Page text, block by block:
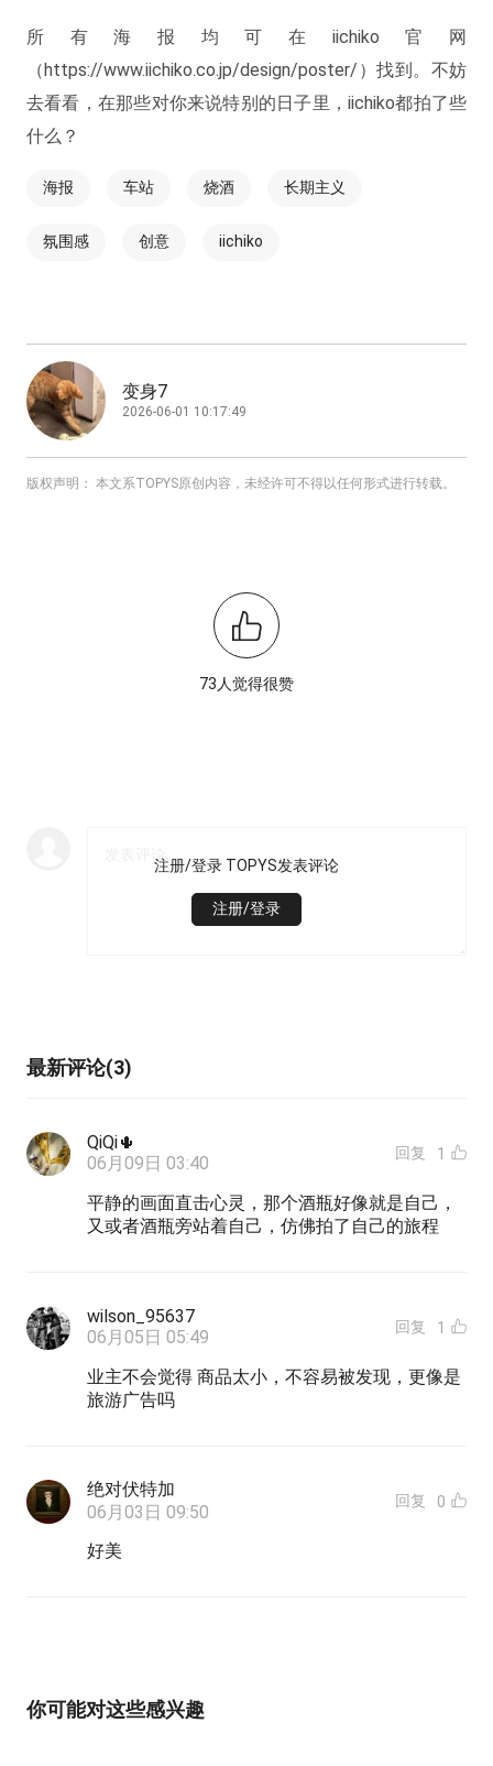
所有海报均可在iichiko官网
（https://www.iichiko.co.jp/design/poster/）找到。不妨
去看看，在那些对你来说特别的日子里，iichiko都拍了些
什么？
海报 车站 烧酒 长期主义
氛围感 创意 iichiko
变身7
2026-06-01 10:17:49
版权声明： 本文系TOPYS原创内容，未经许可不得以任何形式进行转载。
73人觉得很赞
注册/登录 TOPYS发表评论
注册/登录
最新评论(3)
QiQi🌵
06月09日 03:40
回复 1
平静的画面直击心灵，那个酒瓶好像就是自己，
又或者酒瓶旁站着自己，仿佛拍了自己的旅程
wilson_95637
06月05日 05:49
回复 1
业主不会觉得 商品太小，不容易被发现，更像是
旅游广告吗
绝对伏特加
06月03日 09:50
回复 0
好美
你可能对这些感兴趣